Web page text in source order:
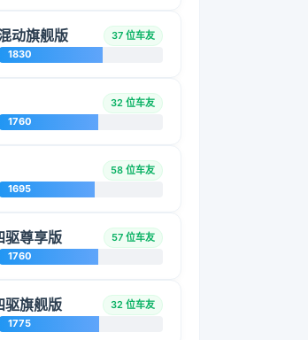
动旗舰版 37 位车友
1830
32 位车友
1760
58 位车友
1695
尊享版 57 位车友
1760
旗舰版 32 位车友
1775